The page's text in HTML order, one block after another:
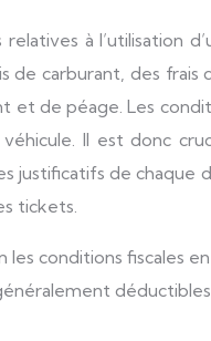
à l’utilisation
de carburant, des
et de péage. Les
Il est donc
justificatifs de chaque
tickets.
les conditions fiscales